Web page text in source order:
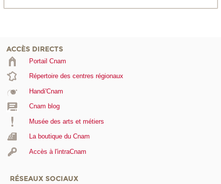
ACCÈS DIRECTS
Portail Cnam
Répertoire des centres régionaux
Handi'Cnam
Cnam blog
Musée des arts et métiers
La boutique du Cnam
Accès à l'intraCnam
RÉSEAUX SOCIAUX